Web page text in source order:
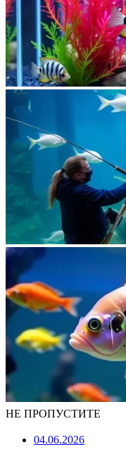
НЕ ПРОПУСТИТЕ
04.06.2026